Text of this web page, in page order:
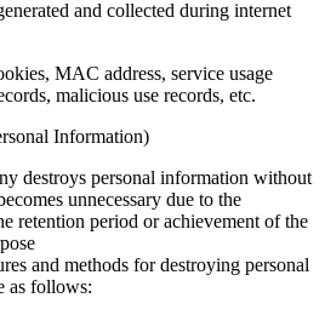
and collected during internet
MAC address, service usage
malicious use records, etc.
Information)
destroys personal information without
unnecessary due to the
retention period or achievement of the
and methods for destroying personal
as follows: